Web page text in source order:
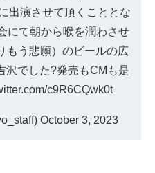
出演させて頂くこととな
にて朝から喉を潤わさせ
もう悲願）のビールの広
沢でした?発売もCMも是
c9R6CQwk0t
October 3, 2023